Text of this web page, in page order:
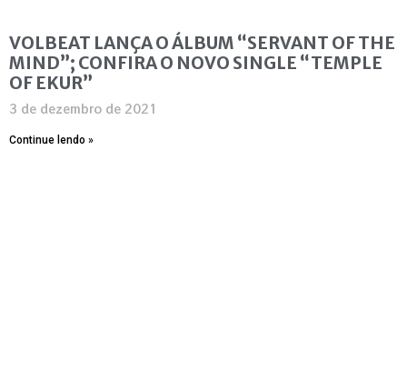
VOLBEAT LANÇA O ÁLBUM “SERVANT OF THE
MIND”; CONFIRA O NOVO SINGLE “TEMPLE
OF EKUR”
3 de dezembro de 2021
Continue lendo »